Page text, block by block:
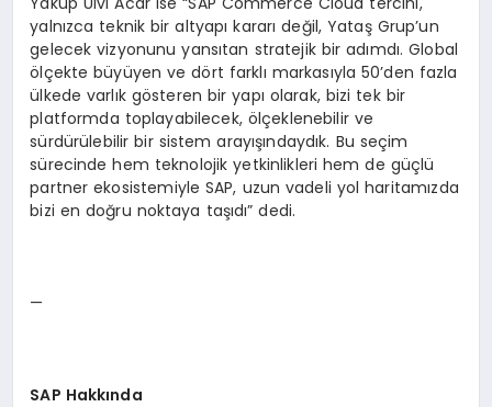
yalnızca teknik bir altyapı kararı değil, Yataş Grup’un
gelecek vizyonunu yansıtan stratejik bir adımdı. Global
ölçekte büyüyen ve dört farklı markasıyla 50’den fazla
ülkede varlık gösteren bir yapı olarak, bizi tek bir
platformda toplayabilecek, ölçeklenebilir ve
sürdürülebilir bir sistem arayışındaydık. Bu seçim
sürecinde hem teknolojik yetkinlikleri hem de güçlü
partner ekosistemiyle SAP, uzun vadeli yol haritamızda
bizi en doğru noktaya taşıdı” dedi.
—
SAP Hakkında